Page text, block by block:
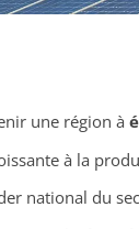
une région à
à la
national du